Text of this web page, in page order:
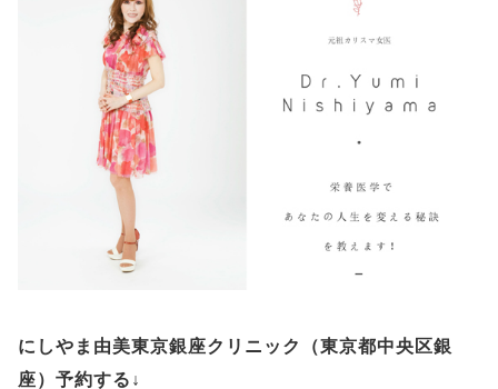
にしやま由美東京銀座クリニック（東京都中央区銀
座）予約する ↓